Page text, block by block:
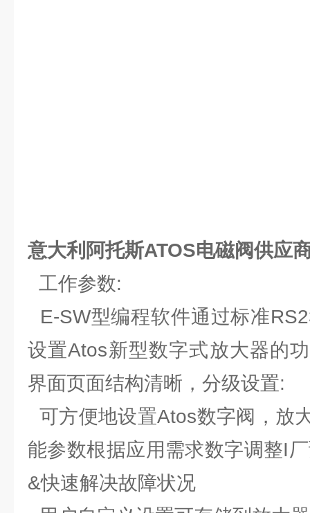
意大利阿托斯ATOS电磁阀供应
工作参数:
E-SW型编程软件通过标准
设置Atos新型数字式放大器的
界面页面结构清晰，分级设置:
可方便地设置Atos数字阀，放
能参数根据应用需求数字调整I
&快速解决故障状况